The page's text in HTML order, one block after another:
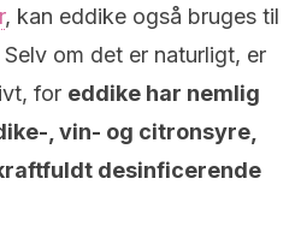
, kan eddike også bruges til
om det er naturligt, er
for eddike har nemlig
, vin- og citronsyre,
desinficerende